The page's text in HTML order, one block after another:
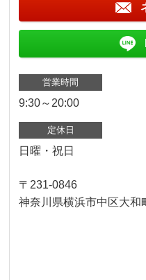
営業時間
9:30～20:00
定休日
日曜・祝日
〒231-0846
神奈川県横浜市中区大